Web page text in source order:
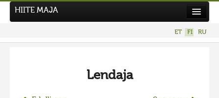
Hiite kuvavõistlus 2026
HIITE MAJA
ET FI RU
Lendaja